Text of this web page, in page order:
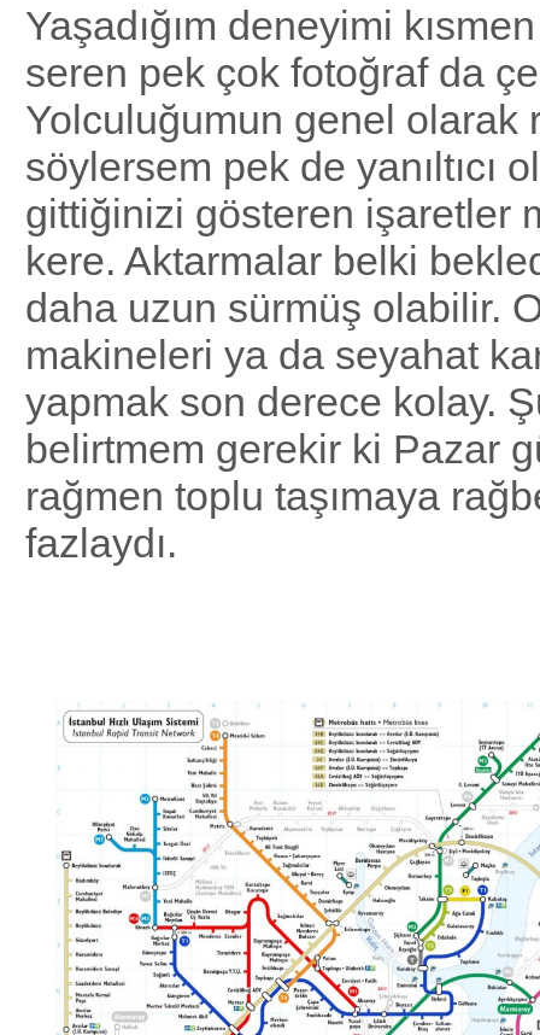
Yaşadığım deneyimi
seren pek çok fotoğraf da
Yolculuğumun genel olarak
söylersem pek de yanıltıcı
gittiğinizi gösteren işaretler
kere. Aktarmalar belki
daha uzun sürmüş olabilir.
makineleri ya da seyahat
yapmak son derece kolay.
belirtmem gerekir ki Pazar
rağmen toplu taşımaya
fazlaydı.